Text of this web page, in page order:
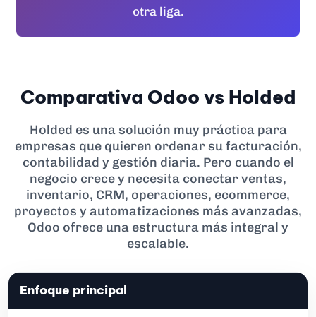
otra liga.
Comparativa Odoo vs Holded
Holded es una solución muy práctica para
empresas que quieren ordenar su facturación,
contabilidad y gestión diaria. Pero cuando el
negocio crece y necesita conectar ventas,
inventario, CRM, operaciones, ecommerce,
proyectos y automatizaciones más avanzadas,
Odoo ofrece una estructura más integral y
escalable.
Enfoque principal